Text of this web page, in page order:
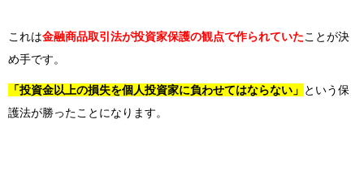
これは金融商品取引法が投資家保護の観点で作られていたことが決
め手です。
「投資金以上の損失を個人投資家に負わせてはならない」 という保
護法が勝ったことになります。